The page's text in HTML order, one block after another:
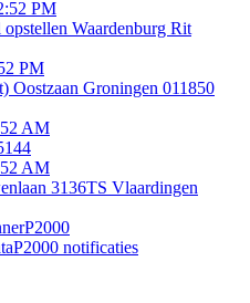
PM
Waardenburg Rit
PM
Oostzaan Groningen 011850
AM
AM
3136TS Vlaardingen
P2000
P2000 notificaties